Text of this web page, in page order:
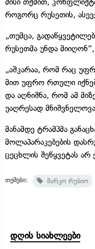
როგორც რუსეთის,
„თუმცა,
რუსეთმა უნდა მიიღონ“,
„აშკარაა, რომ რაც
მით უფრო რთული
და აღნიშნა, რომ ამ
უაღრესად
მანამდე ტრამპმა
მოლაპარაკებების
ცეცხლის შეწყვეტას არ
თემები: მარკო რუბიო
დღის სიახლეები